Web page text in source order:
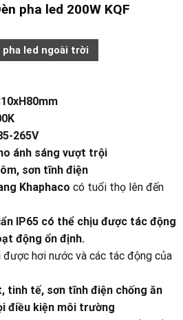
pha led 200W KQF
pha led ngoài trời
265V
ánh sáng vượt trội
sơn tĩnh điện
Khaphaco có tuổi thọ lên đến
IP65 có thể chịu được tác động
động ổn định.
hơi nước và các tác động của
tinh tế, sơn tĩnh điện chống ăn
điều kiện môi trường